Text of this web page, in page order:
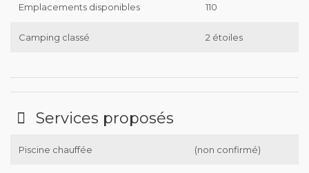
Emplacements disponibles 110
Camping classé 2 étoiles
Services proposés
Piscine chauffée (non confirmé)